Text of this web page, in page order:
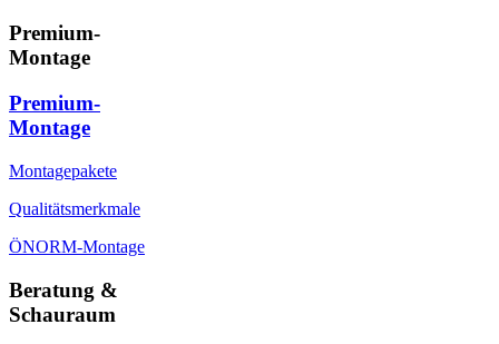
Premium-
Montage
Premium-
Montage
Montagepakete
Qualitätsmerkmale
ÖNORM-Montage
Beratung &
Schauraum